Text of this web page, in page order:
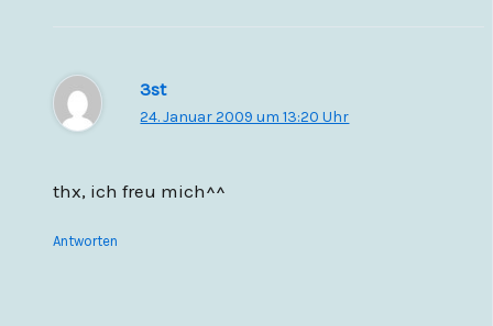
3st
24. Januar 2009 um 13:20 Uhr
thx, ich freu mich^^
Antworten